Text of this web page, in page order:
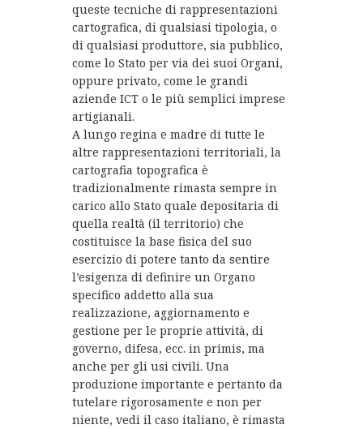
queste tecniche di rappresentazioni
cartografica, di qualsiasi tipologia, o
di qualsiasi produttore, sia pubblico,
come lo Stato per via dei suoi Organi,
oppure privato, come le grandi
aziende ICT o le più semplici imprese
artigianali.
A lungo regina e madre di tutte le
altre rappresentazioni territoriali, la
cartografia topografica è
tradizionalmente rimasta sempre in
carico allo Stato quale depositaria di
quella realtà (il territorio) che
costituisce la base fisica del suo
esercizio di potere tanto da sentire
l’esigenza di definire un Organo
specifico addetto alla sua
realizzazione, aggiornamento e
gestione per le proprie attività, di
governo, difesa, ecc. in primis, ma
anche per gli usi civili. Una
produzione importante e pertanto da
tutelare rigorosamente e non per
niente, vedi il caso italiano, è rimasta